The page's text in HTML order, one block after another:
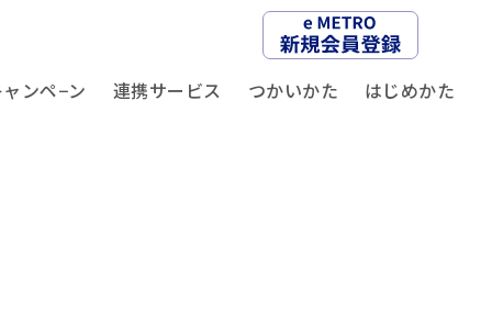
ンペ−ン 連携サービス つかいかた はじめかた